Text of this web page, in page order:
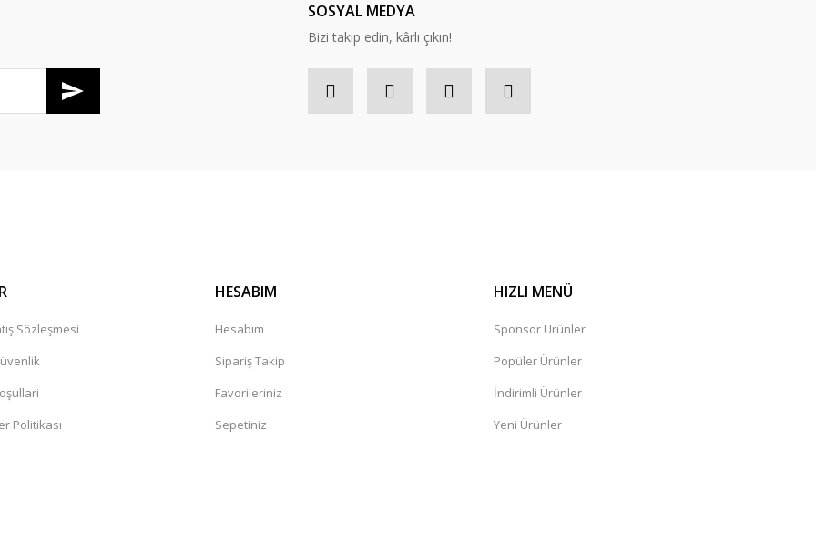
SOSYAL MEDYA
Bizi takip edin, kârlı çıkın!
Sözleşmesi
Politikası
HESABIM
Hesabım
Sipariş Takip
Favorileriniz
Sepetiniz
HIZLI MENÜ
Sponsor Ürünler
Popüler Ürünler
İndirimli Ürünler
Yeni Ürünler